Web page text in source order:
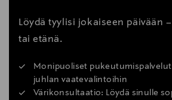
Löydä tyylisi jokaiseen päivään
tai etänä.
Monipuoliset
juhlan vaatevalintoihin
Värikonsultaatio: Löydä sinulle